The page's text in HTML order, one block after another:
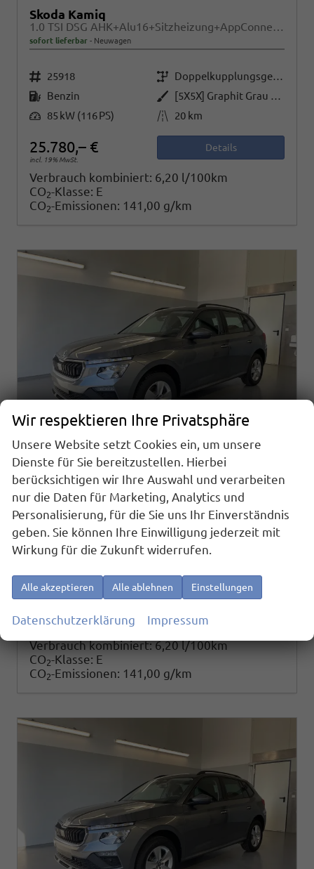
Skoda Kamiq
1.0 TSI DSG AHK+Alu16+Sitzheizung+AppConnect+GV5+LED+Nebel+Klima
sofort lieferbar Neuwagen
Fahrzeugnr. 25918 Getriebe
Doppelkupplungsgetriebe (DSG)
Kraftstoff Benzin Außenfarbe
[5X5X] Graphit Grau Metallic
Leistung 85 kW (116 PS) Kilometerstand 20 km
25.780,– €
incl. 19% MwSt.
Details
Verbrauch kombiniert: 6,20 l/100km
CO2-Klasse: E
CO2-Emissionen: 141,00 g/km
Skoda Kamiq
sofort lieferbar Neuwagen
25919
85 kW (116 PS) 20 km
25.780,– € Details
Verbrauch kombiniert:6,20 l/100km
CO2-Klasse: E
CO2-Emissionen: 141,00 g/km
Wir respektieren Ihre Privatsphäre
Unsere Website setzt Cookies ein, um unsere
Dienste für Sie bereitzustellen. Hierbei
berücksichtigen wir Ihre Auswahl und verarbeiten
nur die Daten für Marketing, Analytics und
Personalisierung, für die Sie uns Ihr Einverständnis
geben. Sie können Ihre Einwilligung jederzeit mit
Wirkung für die Zukunft widerrufen.
Alle akzeptieren Alle ablehnen Einstellungen
Datenschutzerklärung Impressum